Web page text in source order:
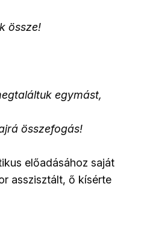
össze!
egymást,
összefogás!
előadásához saját
asszisztált, ő kísérte